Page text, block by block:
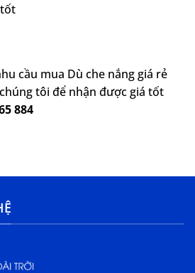
cầu mua Dù che nắng giá rẻ
tôi để nhận được giá tốt
884